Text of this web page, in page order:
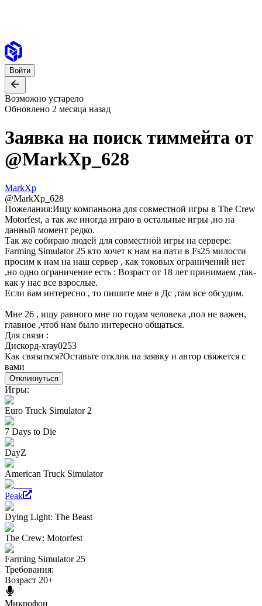
Войти
Возможно устарело
Обновлено 2 месяца назад
Заявка на поиск тиммейта от
@MarkXp_628
MarkXp
@MarkXp_628
Пожелания:Ищу компаньона для совместной игры в The Crew
Motorfest, а так же иногда играю в остальные игры ,но на
данный момент редко.
Так же собираю людей для совместной игры на сервере:
Farming Simulator 25 кто хочет к нам на пати в Fs25 милости
просим к нам на наш сервер , как токовых ограничений нет
,но одно ограничение есть : Возраст от 18 лет принимаем ,так-
как у нас все взрослые.
Если вам интересно , то пишите мне в Дс ,там все обсудим.
Мне 26 , ищу равного мне по годам человека ,пол не важен,
главное ,чтоб нам было интересно общаться.
Для связи :
Дискорд-xray0253
Как связаться?Оставьте отклик на заявку и автор свяжется с
вами
Откликнуться
Игры:
Euro Truck Simulator 2
7 Days to Die
DayZ
American Truck Simulator
Peak
Dying Light: The Beast
The Crew: Motorfest
Farming Simulator 25
Требования:
Возраст 20+
Микрофон